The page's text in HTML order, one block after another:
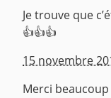
Je trouve que
👍👍👍
^
15 novembre
Merci